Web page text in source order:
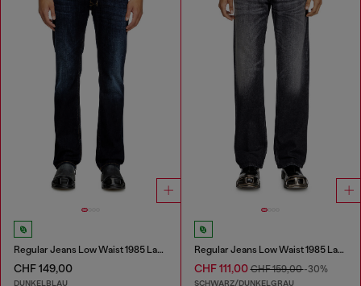
Regular Jeans Low Waist 1985 Larkee
CHF 149,00
DUNKELBLAU
Regular Jeans Low Waist 1985 Larkee
CHF 111,00CHF 159,00-30%
SCHWARZ/DUNKELGRAU